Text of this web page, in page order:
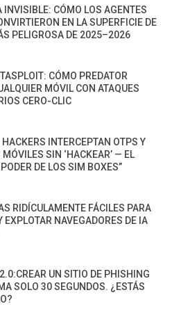
INVISIBLE: CÓMO LOS AGENTES
EN LA SUPERFICIE DE
PELIGROSA DE 2025–2026
CÓMO PREDATOR
MÓVIL CON ATAQUES
CERO-CLIC
INTERCEPTAN OTPS Y
SIN ‘HACKEAR’ — EL
PODER DE LOS SIM BOXES”
RIDÍCULAMENTE FÁCILES PARA
EXPLOTAR NAVEGADORES DE IA
UN SITIO DE PHISHING
SOLO 30 SEGUNDOS. ¿ESTÁS